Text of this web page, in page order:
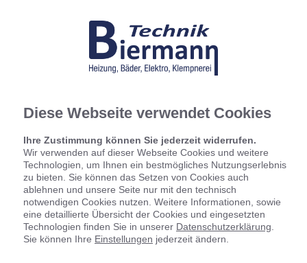
Diese Webseite verwendet Cookies
Ihre Zustimmung können Sie jederzeit widerrufen.
Wir verwenden auf dieser Webseite Cookies und weitere
Technologien, um Ihnen ein bestmögliches Nutzungserlebnis
zu bieten. Sie können das Setzen von Cookies auch
ablehnen und unsere Seite nur mit den technisch
notwendigen Cookies nutzen. Weitere Informationen, sowie
eine detaillierte Übersicht der Cookies und eingesetzten
Technologien finden Sie in unserer Datenschutzerklärung
Sie können Ihre Einstellungen jederzeit ändern.